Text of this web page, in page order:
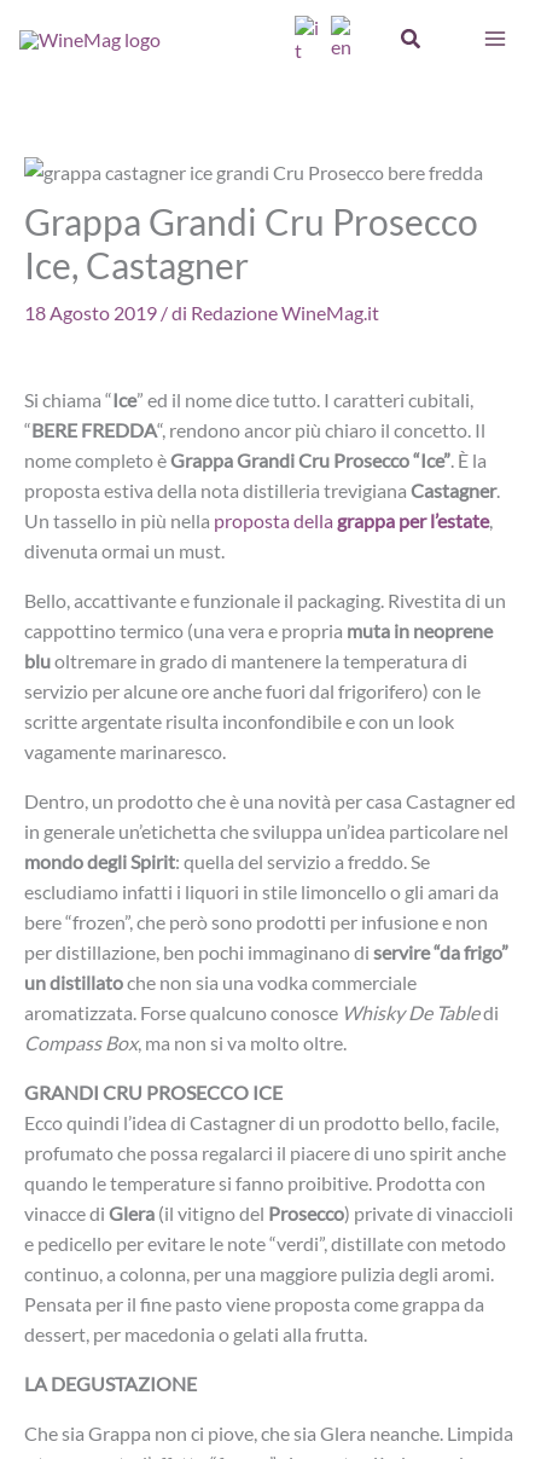
Cerca
Grappa Grandi Cru Prosecco
Ice, Castagner
18 Agosto 2019 / di Redazione WineMag.it
Si chiama “Ice” ed il nome dice tutto. I caratteri cubitali,
“BERE FREDDA“, rendono ancor più chiaro il concetto. Il
nome completo èGrappa Grandi Cru Prosecco “Ice”. È la
proposta estiva della nota distilleria trevigiana Castagner.
Un tassello in più nella proposta della grappa per l’estate,
divenuta ormai un must.
Bello, accattivante e funzionale il packaging. Rivestita di un
cappottino termico (una vera e propria muta in neoprene
bluoltremare in grado di mantenere la temperatura di
servizio per alcune ore anche fuori dal frigorifero) con le
scritte argentate risulta inconfondibile e con un look
vagamente marinaresco.
Dentro, un prodotto che è una novità per casa Castagner ed
in generale un’etichetta che sviluppa un’idea particolare nel
mondo degli Spirit: quella del servizio a freddo. Se
escludiamo infatti i liquori in stile limoncello o gli amari da
bere “frozen”, che però sono prodotti per infusione e non
per distillazione, ben pochi immaginano di servire “da frigo”
un distillatoche non sia una vodka commerciale
aromatizzata. Forse qualcuno conosce Whisky De Tabledi
Compass Box, ma non si va molto oltre.
GRANDI CRU PROSECCO ICE
Ecco quindi l’idea di Castagner di un prodotto bello, facile,
profumato che possa regalarci il piacere di uno spirit anche
quando le temperature si fanno proibitive. Prodotta con
vinacce di Glera (il vitigno del Prosecco) private di vinaccioli
e pedicello per evitare le note “verdi”, distillate con metodo
continuo, a colonna, per una maggiore pulizia degli aromi.
Pensata per il fine pasto viene proposta come grappa da
dessert, per macedonia o gelati alla frutta.
LA DEGUSTAZIONE
Che sia Grappa non ci piove, che sia Glera neanche. Limpida